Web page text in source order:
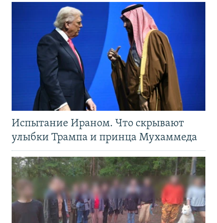
Испытание Ираном. Что скрывают
улыбки Трампа и принца Мухаммеда